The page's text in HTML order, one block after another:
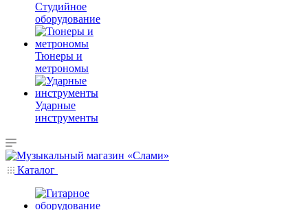
Студийное
оборудование
Тюнеры и
метрономы
Ударные
инструменты
Каталог